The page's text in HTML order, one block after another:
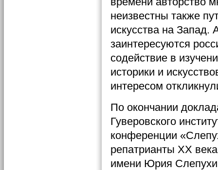
неизвестны также
искусства на
заинтересуются
содействие в
историки и
интересом
По окончании
Гуверовского
конференции
репатрианты ХХ
имени Юрия